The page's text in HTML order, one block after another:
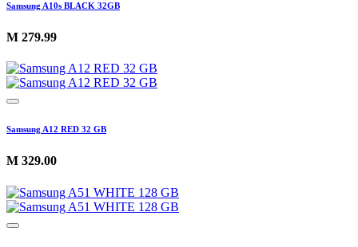
Samsung A10s BLACK 32GB
M 279.99
Samsung A12 RED 32 GB
M 329.00